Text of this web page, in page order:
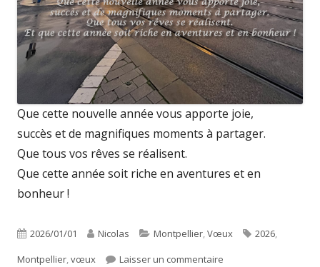
Que cette nouvelle année vous apporte joie,
succès et de magnifiques moments à partager.
Que tous vos rêves se réalisent.
Que cette année soit riche en aventures et en
bonheur !
Publié
le
2026/01/01 Auteur
Nicolas Catégories
Montpellier,Vœux Étiquettes
2026,
Montpellier,vœux Laisser un commentaire